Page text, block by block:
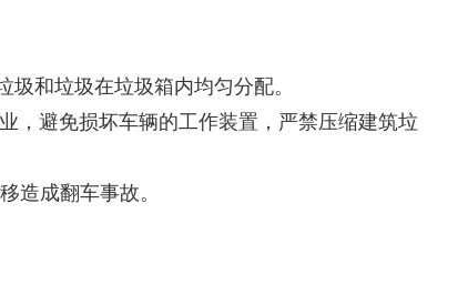
和垃圾在垃圾箱内均匀分配。
，避免损坏车辆的工作装置，严禁压缩建筑垃
造成翻车事故。